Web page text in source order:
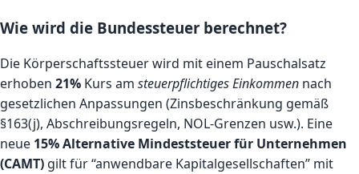
Wie wird die Bundessteuer berechnet?
Die Körperschaftssteuer wird mit einem Pauschalsatz
erhoben 21% Kurs am steuerpflichtiges Einkommen nach
gesetzlichen Anpassungen (Zinsbeschränkung gemäß
§163(j), Abschreibungsregeln, NOL-Grenzen usw.). Eine
neue 15% Alternative Mindeststeuer für Unternehmen
(CAMT) gilt für “anwendbare Kapitalgesellschaften” mit